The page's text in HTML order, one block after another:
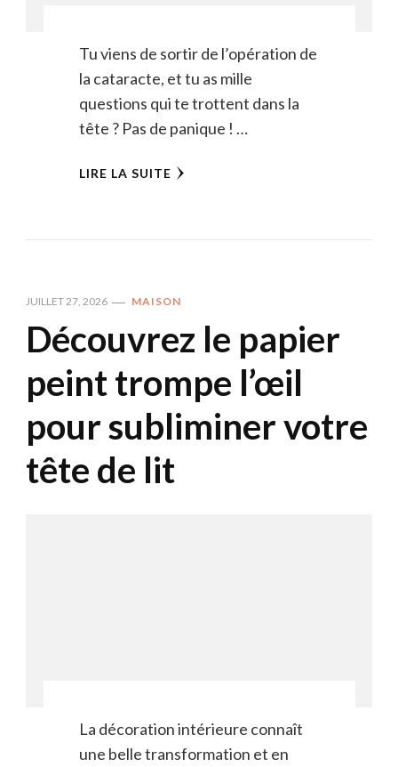
Tu viens de sortir de l’opération de
la cataracte, et tu as mille
questions qui te trottent dans la
tête ? Pas de panique ! …
LIRE LA SUITE
JUILLET 27, 2026 MAISON
Découvrez le papier
peint trompe l’œil
pour subliminer votre
tête de lit
La décoration intérieure connaît
une belle transformation et en